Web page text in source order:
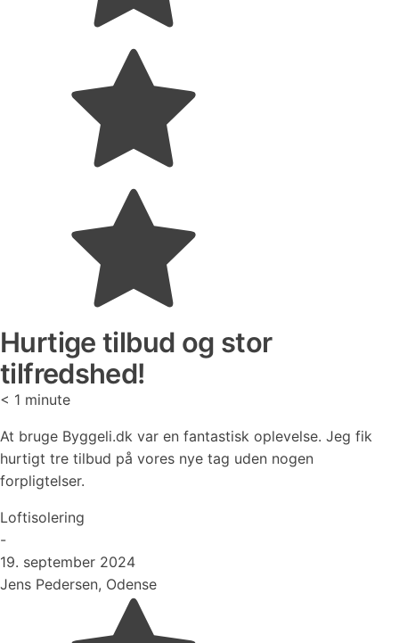
Hurtige tilbud og stor
tilfredshed!
< 1 minute
At bruge Byggeli.dk var en fantastisk oplevelse. Jeg fik
hurtigt tre tilbud på vores nye tag uden nogen
forpligtelser.
Loftisolering
-
19. september 2024
Jens Pedersen, Odense